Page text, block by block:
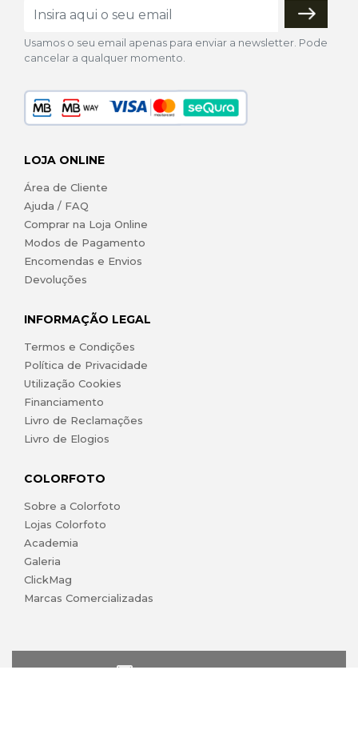
Usamos o seu email apenas para enviar a newsletter. Pode
cancelar a qualquer momento.
LOJA ONLINE
Área de Cliente
Ajuda / FAQ
Comprar na Loja Online
Modos de Pagamento
Encomendas e Envios
Devoluções
INFORMAÇÃO LEGAL
Termos e Condições
Política de Privacidade
Utilização Cookies
Financiamento
Livro de Reclamações
Livro de Elogios
COLORFOTO
Sobre a Colorfoto
Lojas Colorfoto
Academia
Galeria
ClickMag
Marcas Comercializadas
lojaonline@colorfoto.pt